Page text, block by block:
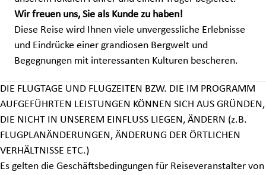
Wir freuen uns, Sie als Kunde zu haben!
Diese Reise wird Ihnen viele unvergessliche Erlebnisse
und Eindrücke einer grandiosen Bergwelt und
Begegnungen mit interessanten Kulturen bescheren.
DIE FLUGTAGE UND FLUGZEITEN BZW. DIE IM PROGRAMM
AUFGEFÜHRTEN LEISTUNGEN KÖNNEN SICH AUS GRÜNDEN,
DIE NICHT IN UNSEREM EINFLUSS LIEGEN, ÄNDERN (z.B.
FLUGPLANÄNDERUNGEN, ÄNDERUNG DER ÖRTLICHEN
VERHÄLTNISSE ETC.)
Es gelten die Geschäftsbedingungen für Reiseveranstalter von